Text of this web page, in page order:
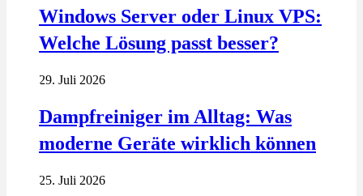
Windows Server oder Linux VPS:
Welche Lösung passt besser?
29. Juli 2026
Dampfreiniger im Alltag: Was
moderne Geräte wirklich können
25. Juli 2026